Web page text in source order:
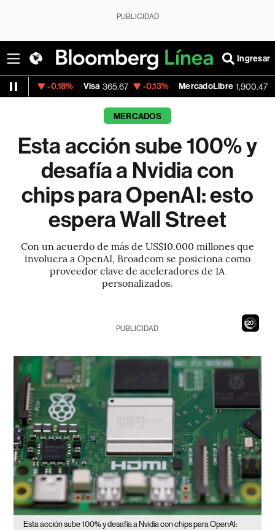
PUBLICIDAD
Ingresar
365.67 -0.13% MercadoLibre 1,900.47 +1.11% Banco
MERCADOS
Esta acción sube 100% y
desafía a Nvidia con
chips para OpenAI: esto
espera Wall Street
Con un acuerdo de más de US$10.000 millones que
involucra a OpenAI, Broadcom se posiciona como
proveedor clave de aceleradores de IA
personalizados.
18
PUBLICIDAD
Esta acción sube 100% y desafía a Nvidia con chips para OpenAI: